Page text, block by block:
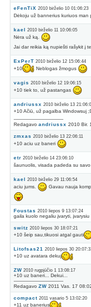
eFenTiX 2010 birželio 10 01:06:23
Dėkoju už bannerius kuriuos man
kael 2010 birželio 11 10:06:05
Nėra už ką.
Jai dar reikia ką nupiešti rašykit į
ExPerT 2010 birželio 12 15:06:44
+10 Neblogas žmogus
vagis 2010 birželio 12 19:06:15
+10 tiek to, už pastangas
andriussx 2010 birželio 13
+10 Ačiū, už pagalba Windowsuj
----------------------------------
Redagavo andriussx 2010 Bir.
zmxas 2010 birželio 13 22:06:11
+10 aciu uz baneri
etr 2010 birželio 14 23:06:10
šaunuolis, visada padeda su
kael 2010 birželio 29 11:06:54
aciu jums. Gavau nauja
Foustas 2010 liepos 9 13:07:24
gaila kuolo negaliu įvaryti,
switz 2010 liepos 30 18:07:21
+10 šeip sau,tikuosi atgal gauti
Litofsas21 2010 liepos 30
+10 uz avatara dekuj
ZW 2010 rugpjūčio 1 13:08:17
+10 uz baneri... Dekui...
----------------------------------
Redagavo ZW2011 Vas. 17
compact 2011 vasario 5 13:02:20
+11 uz banerius